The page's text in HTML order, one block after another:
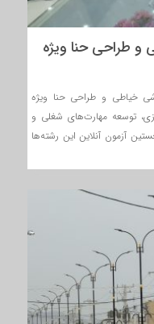
و طراحی حنا ویژه
خیاطی و طراحی حنا ویژه
توسعه مهارت‌های شغلی و
آزمون آنلاین این رشته‌ها